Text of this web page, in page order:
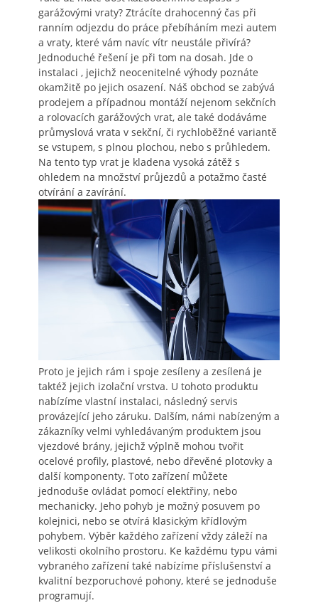
garážovými vraty? Ztrácíte drahocenný čas při
ranním odjezdu do práce přebíháním mezi autem
a vraty, které vám navíc vítr neustále přivírá?
Jednoduché řešení je při tom na dosah. Jde o
instalaci , jejichž neocenitelné výhody poznáte
okamžitě po jejich osazení. Náš obchod se zabývá
prodejem a případnou montáží nejenom sekčních
a rolovacích garážových vrat, ale také dodáváme
průmyslová vrata v sekční, či rychloběžné variantě
se vstupem, s plnou plochou, nebo s průhledem.
Na tento typ vrat je kladena vysoká zátěž s
ohledem na množství průjezdů a potažmo časté
otvírání a zavírání.
Proto je jejich rám i spoje zesíleny a zesílená je
taktéž jejich izolační vrstva. U tohoto produktu
nabízíme vlastní instalaci, následný servis
provázející jeho záruku. Dalším, námi nabízeným a
zákazníky velmi vyhledávaným produktem jsou
vjezdové brány, jejichž výplně mohou tvořit
ocelové profily, plastové, nebo dřevěné plotovky a
další komponenty. Toto zařízení můžete
jednoduše ovládat pomocí elektřiny, nebo
mechanicky. Jeho pohyb je možný posuvem po
kolejnici, nebo se otvírá klasickým křídlovým
pohybem. Výběr každého zařízení vždy záleží na
velikosti okolního prostoru. Ke každému typu vámi
vybraného zařízení také nabízíme příslušenství a
kvalitní bezporuchové pohony, které se jednoduše
programují.